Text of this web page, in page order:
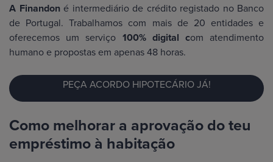
A Finandoné intermediário de crédito registado no Banco
de Portugal. Trabalhamos com mais de 20 entidades e
oferecemos um serviço 100% digital com atendimento
humano e propostas em apenas 48 horas.
PEÇA ACORDO HIPOTECÁRIO JÁ!
Como melhorar a aprovação do teu
empréstimo à habitação